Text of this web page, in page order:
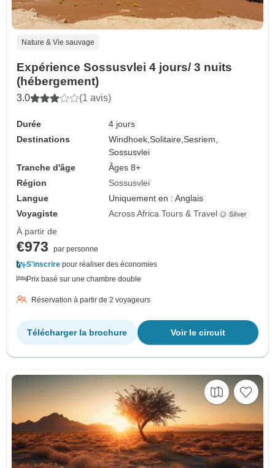
Nature & Vie sauvage
Expérience Sossusvlei 4 jours/ 3 nuits
(hébergement)
3.0 (1 avis)
Durée
4 jours
Destinations
Windhoek,Solitaire,Sesriem,
Sossusvlei
Tranche d'âge
Âges 8+
Région
Sossusvlei
Langue
Uniquement en : Anglais
Voyagiste
Across Africa Tours & Travel
À partir de
€973
par personne
S'inscrire pour réaliser des économies
Prix basé sur une chambre double
Réservation à partir de 2 voyageurs
Voir le circuit
Télécharger la brochure